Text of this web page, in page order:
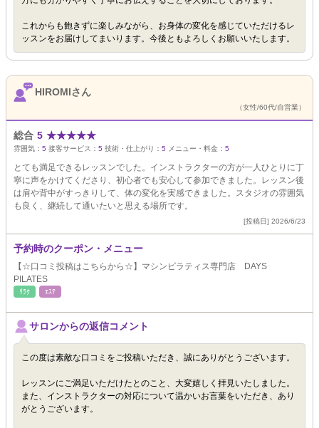
これからも飽きずに楽しみながら、お身体の変化を感じていただけるレ
ッスンをお届けしてまいります。今後ともよろしくお願いいたします。
HIROMIさん
（女性/60代/自営業）
総合 5 ★★★★★
雰囲気： 5 接客サービス： 5 技術・仕上がり： 5 メニュー・料金： 5
とても満足できるレッスンでした。インストラクターの方が一人ひとりに丁
寧に声をかけてくださり、初心者でも安心して参加できました。レッスン後
は肩や背中がすっきりして、体の変化を実感できました。スタジオの雰囲気
も良く、継続して通いたいと思える場所です。
[投稿日] 2026/6/23
予約時のクーポン・メニュー
【☆口コミ投稿はこちらから☆】マシンピラティス専門店 DAYS
PILATES
ﾘﾗｸ ｴｽﾃ
サロンからの返信コメント
この度は素敵な口コミをご投稿いただき、誠にありがとうございます。
レッスンにご満足いただけたとのこと、大変嬉しく拝見いたしました。
また、インストラクターの対応について温かいお言葉をいただき、あり
がとうございます。